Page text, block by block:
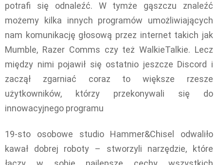
potrafi się odnaleźć. W tymże gąszczu znaleźć
możemy kilka innych programów umożliwiających
nam komunikację głosową przez internet takich jak
Mumble, Razer Comms czy też WalkieTalkie. Lecz
między nimi pojawił się ostatnio jeszcze Discord i
zaczął zgarniać coraz to większe rzesze
użytkowników, którzy przekonywali się do
innowacyjnego programu
19-sto osobowe studio Hammer&Chisel odwaliło
kawał dobrej roboty – stworzyli narzędzie, które